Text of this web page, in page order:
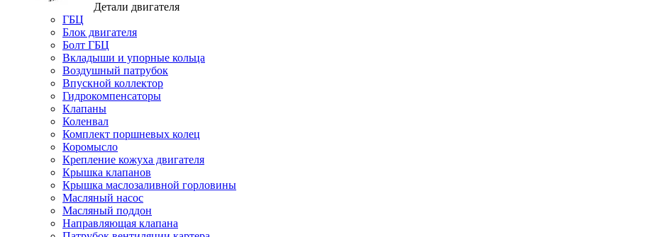
Детали двигателя
ГБЦ
Блок двигателя
Болт ГБЦ
Вкладыши и упорные кольца
Воздушный патрубок
Впускной коллектор
Гидрокомпенсаторы
Клапаны
Коленвал
Комплект поршневых колец
Коромысло
Крепление кожуха двигателя
Крышка клапанов
Крышка маслозаливной горловины
Масляный насос
Масляный поддон
Направляющая клапана